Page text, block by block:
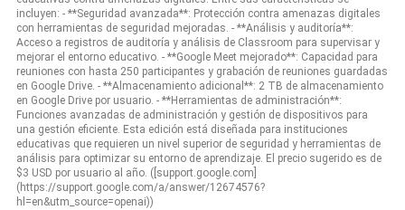
incluyen: - **Seguridad avanzada**: Protección contra amenazas digitales
con herramientas de seguridad mejoradas. - **Análisis y auditoría**:
Acceso a registros de auditoría y análisis de Classroom para supervisar y
mejorar el entorno educativo. - **Google Meet mejorado**: Capacidad para
reuniones con hasta 250 participantes y grabación de reuniones guardadas
en Google Drive. - **Almacenamiento adicional**: 2 TB de almacenamiento
en Google Drive por usuario. - **Herramientas de administración**:
Funciones avanzadas de administración y gestión de dispositivos para
una gestión eficiente. Esta edición está diseñada para instituciones
educativas que requieren un nivel superior de seguridad y herramientas de
análisis para optimizar su entorno de aprendizaje. El precio sugerido es de
$3 USD por usuario al año. ([support.google.com]
(https://support.google.com/a/answer/12674576?
hl=en&utm_source=openai))